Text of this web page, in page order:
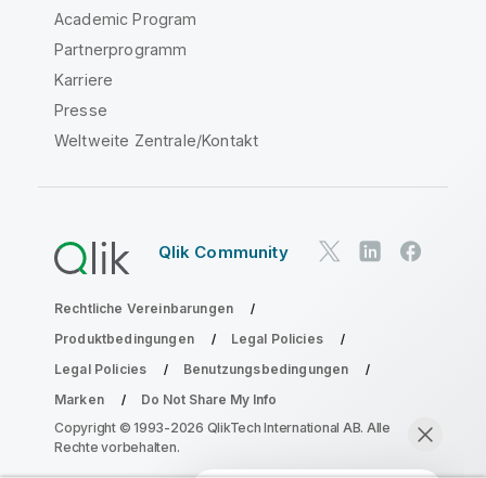
Academic Program
Partnerprogramm
Karriere
Presse
Weltweite Zentrale/Kontakt
Qlik Community
Rechtliche Vereinbarungen
Produktbedingungen
Legal Policies
Legal Policies
Benutzungsbedingungen
Marken
Do Not Share My Info
Copyright © 1993-2026 QlikTech International AB. Alle
Rechte vorbehalten.